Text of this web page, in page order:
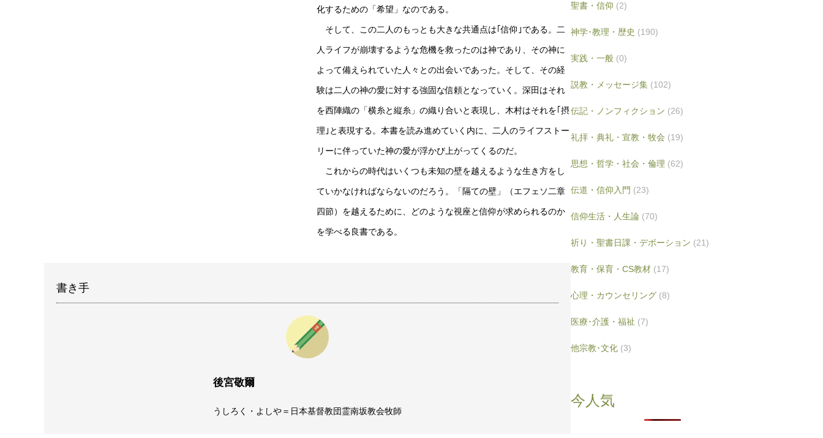
化するための「希望」なのである。
そして、この二人のもっとも大きな共通点は｢信仰｣である。二
人ライフが崩壊するような危機を救ったのは神であり、その神に
よって備えられていた人々との出会いであった。そして、その経
験は二人の神の愛に対する強固な信頼となっていく。深田はそれ
を西陣織の「横糸と縦糸」の織り合いと表現し、木村はそれを｢摂
理｣と表現する。本書を読み進めていく内に、二人のライフストー
リーに伴っていた神の愛が浮かび上がってくるのだ。
これからの時代はいくつも未知の壁を越えるような生き方をし
ていかなければならないのだろう。「隔ての壁」（エフェソ二章
四節）を越えるために、どのような視座と信仰が求められるのか
を学べる良書である。
書き手
後宮敬爾
うしろく・よしや＝日本基督教団霊南坂教会牧師
聖書・信仰 (2)
神学･教理・歴史 (190)
実践・一般 (0)
説教・メッセージ集 (102)
伝記・ノンフィクション (26)
礼拝・典礼・宣教・牧会 (19)
思想・哲学・社会・倫理 (62)
伝道・信仰入門 (23)
信仰生活・人生論 (70)
祈り・聖書日課・デボーション (21)
教育・保育・CS教材 (17)
心理・カウンセリング (8)
医療･介護・福祉 (7)
他宗教･文化 (3)
今人気